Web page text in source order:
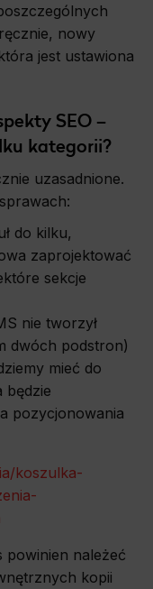
nowy
jest ustawiona
SEO –
kategorii?
uzasadnione.
do kilku,
zaprojektować
sekcje
nie tworzył
dwóch podstron)
mieć do
będzie
pozycjonowania
koszulka-
powinien należeć
kopii